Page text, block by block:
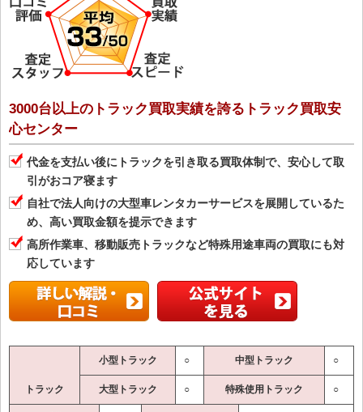
3000台以上のトラック買取実績を誇るトラック買取安
心センター
代金を支払い後にトラックを引き取る買取体制で、安心して取
引がおコア寝ます
自社で法人向けの大型車レンタカーサービスを展開しているた
め、高い買取金額を提示できます
高所作業車、移動販売トラックなど特殊用途車両の買取にも対
応しています
トラック
小型トラック ○ 中型トラック ○
大型トラック ○ 特殊使用トラック ○